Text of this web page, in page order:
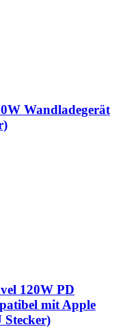
Wandladegerät
120W PD
mit Apple